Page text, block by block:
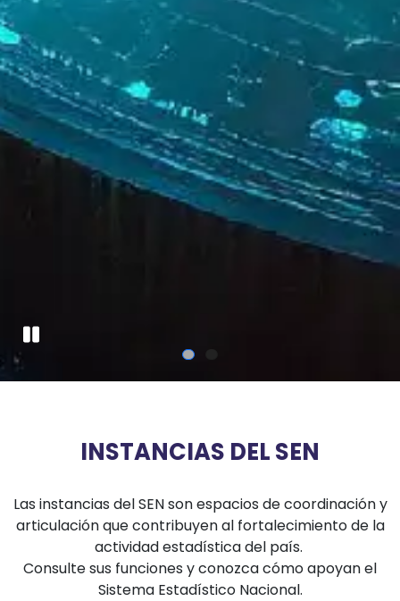
Pausa
INSTANCIAS DEL SEN
Las instancias del SEN son espacios de coordinación y
articulación que contribuyen al fortalecimiento de la
actividad estadística del país.
Consulte sus funciones y conozca cómo apoyan el
Sistema Estadístico Nacional.